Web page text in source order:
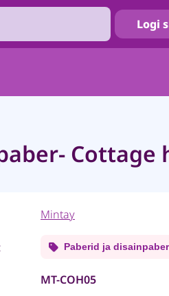
Logi
Cottage
Mintay
Paberid ja
MT-COH05